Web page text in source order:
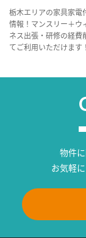
栃木エリアの家具家電
情報！マンスリー＋ウ
ネス出張・研修の経費
てご利用いただけます
物件
お気軽